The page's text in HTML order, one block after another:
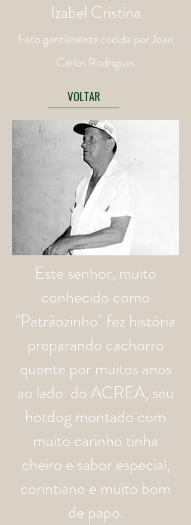
Izabel Cristina
Foto gentilmentecedida porJoao
Carlos Rodrigues
VOLTAR
Este senhor, muito
conhecido como
"Patrãozinho" fez história
preparando cachorro
quente por muitos anos
ao lado do ACREA, seu
hotdog montado com
muito carinho tinha
cheiro e sabor especial,
corintiano e muito bom
de papo.